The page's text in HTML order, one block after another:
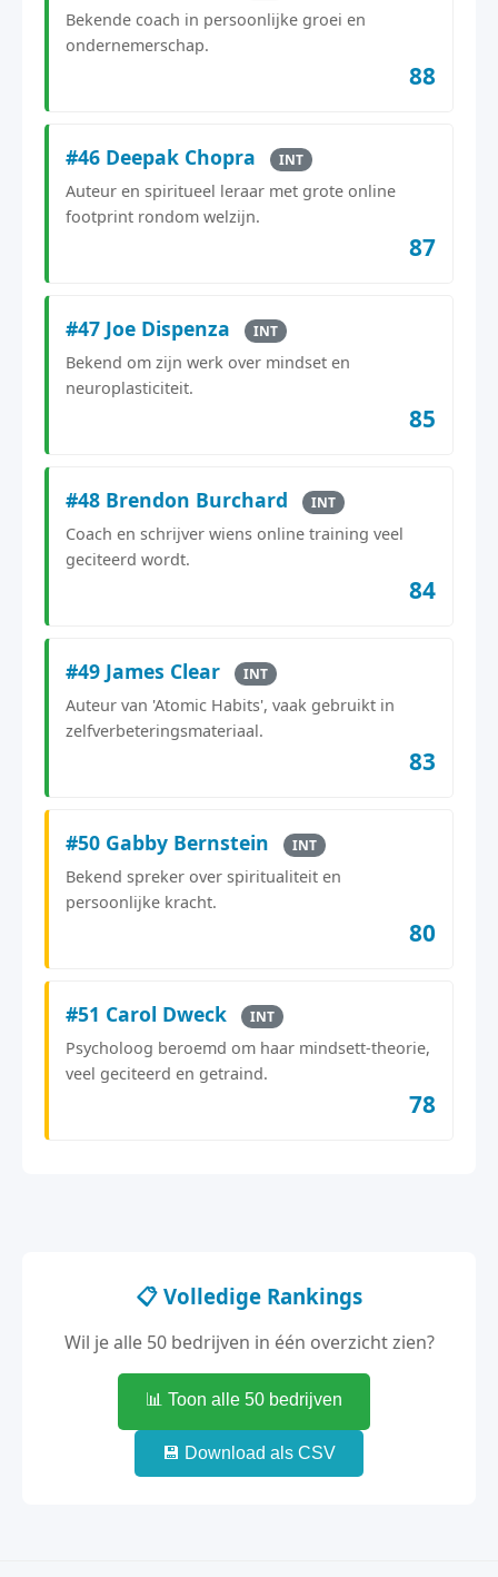
Bekende coach in persoonlijke groei en
ondernemerschap.
88
#46 Deepak Chopra INT
Auteur en spiritueel leraar met grote online
footprint rondom welzijn.
87
#47 Joe Dispenza INT
Bekend om zijn werk over mindset en
neuroplasticiteit.
85
#48 Brendon Burchard INT
Coach en schrijver wiens online training veel
geciteerd wordt.
84
#49 James Clear INT
Auteur van 'Atomic Habits', vaak gebruikt in
zelfverbeteringsmateriaal.
83
#50 Gabby Bernstein INT
Bekend spreker over spiritualiteit en
persoonlijke kracht.
80
#51 Carol Dweck INT
Psycholoog beroemd om haar mindsett-theorie,
veel geciteerd en getraind.
78
📋 Volledige Rankings
Wil je alle 50 bedrijven in één overzicht zien?
📊 Toon alle 50 bedrijven
💾 Download als CSV